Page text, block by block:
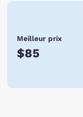
Meilleur prix
$85